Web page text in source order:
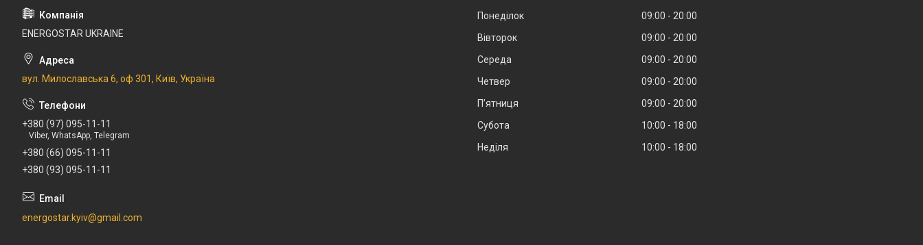
ENERGOSTAR UKRAINE
вул. Милославська 6, оф 301, Київ, Україна
+380 (97) 095-11-11
Viber, WhatsApp, Telegram
+380 (66) 095-11-11
+380 (93) 095-11-11
energostar.kyiv@gmail.com
Понеділок 09:00
20:00
Вівторок
09:00
20:00
Середа
09:00
20:00
Четвер
09:00
20:00
Пʼятниця
09:00
20:00
Субота
10:00
18:00
Неділя
10:00 18:00